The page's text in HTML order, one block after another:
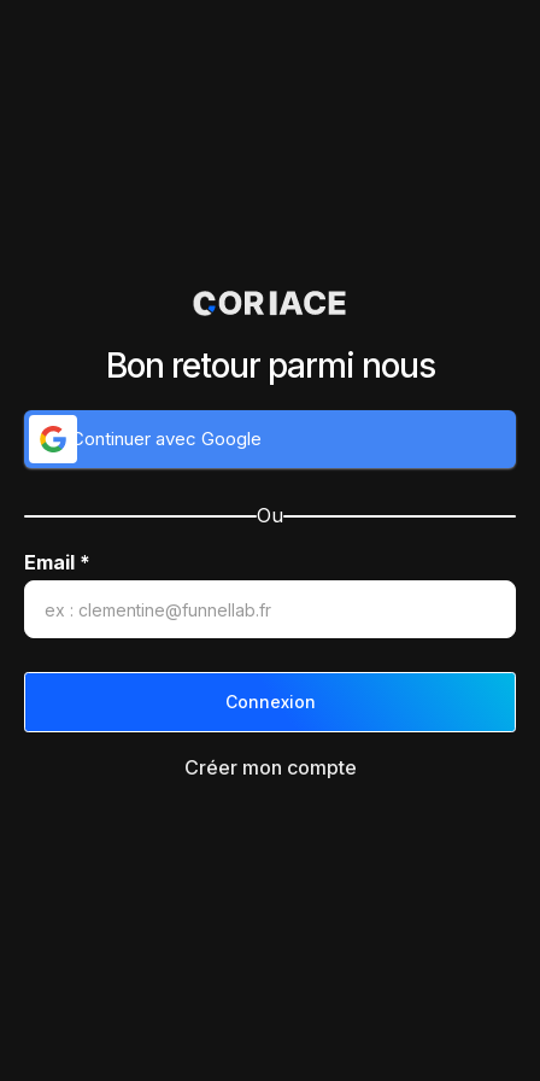
Bon retour parmi nous
Continuer avec Google
Ou
Email *
Créer mon compte